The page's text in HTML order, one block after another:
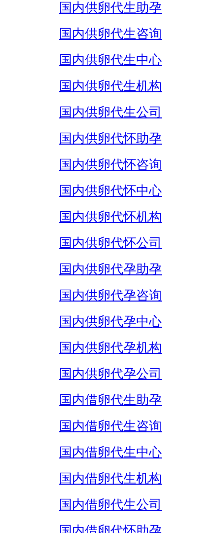
国内供卵代生助孕
国内供卵代生咨询
国内供卵代生中心
国内供卵代生机构
国内供卵代生公司
国内供卵代怀助孕
国内供卵代怀咨询
国内供卵代怀中心
国内供卵代怀机构
国内供卵代怀公司
国内供卵代孕助孕
国内供卵代孕咨询
国内供卵代孕中心
国内供卵代孕机构
国内供卵代孕公司
国内借卵代生助孕
国内借卵代生咨询
国内借卵代生中心
国内借卵代生机构
国内借卵代生公司